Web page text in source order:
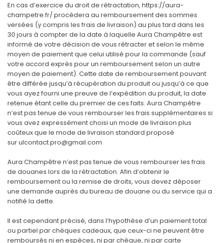
En cas d’exercice du droit de rétractation, https://aura-
champetre.fr/ procédera au remboursement des sommes
versées (y compris les frais de livraison) au plus tard dans les
30 jours à compter de la date à laquelle Aura Champêtre est
informé de votre décision de vous rétracter et selon le même
moyen de paiement que celui utilisé pour la commande (sauf
votre accord exprès pour un remboursement selon un autre
moyen de paiement). Cette date de remboursement pouvant
être différée jusqu’à récupération du produit ou jusqu’à ce que
vous ayez fourni une preuve de l’expédition du produit, la date
retenue étant celle du premier de ces faits. Aura Champêtre
n’est pas tenue de vous rembourser les frais supplémentaires si
vous avez expressément choisi un mode de livraison plus
coûteux que le mode de livraison standard proposé
surulcontact.pro@gmail.com
Aura Champêtre n’est pas tenue de vous rembourser les frais
de douanes lors de la rétractation. Afin d’obtenir le
remboursement ou la remise de droits, vous devez déposer
une demande auprès du bureau de douane ou du service qui a
notifié la dette.
Il est cependant précisé, dans l’hypothèse d’un paiement total
ou partiel par chèques cadeaux, que ceux-ci ne peuvent être
remboursés ni en espèces, ni par chèque, ni par carte